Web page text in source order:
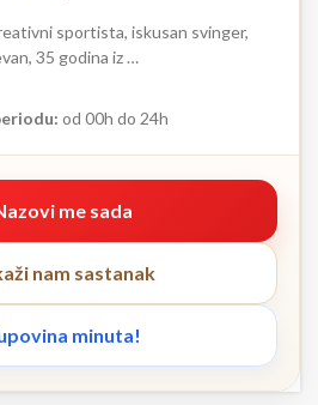
sportista, iskusan svinger,
35 godina iz …
od 00h do 24h
me sada
nam sastanak
minuta!